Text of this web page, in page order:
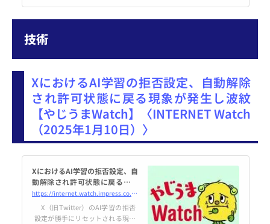
とができる。今回はウェブトゥー
ンが日本の漫画業界に与えている
事をピックアップする。
技術
XにおけるAI学習の拒否設定、自動解除
され許可状態に戻る現象が発生し波紋
【やじうまWatch】〈INTERNET Watch
（2025年1月10日）〉
XにおけるAI学習の拒否設定、自
動解除され許可状態に戻る現象
が発生し波紋【やじうまWatc
h】
https://internet.watch.impress.co.jp/docs/yajiuma/1653531.html
X（旧Twitter）のAI学習の拒否
設定が勝手にリセットされる現象